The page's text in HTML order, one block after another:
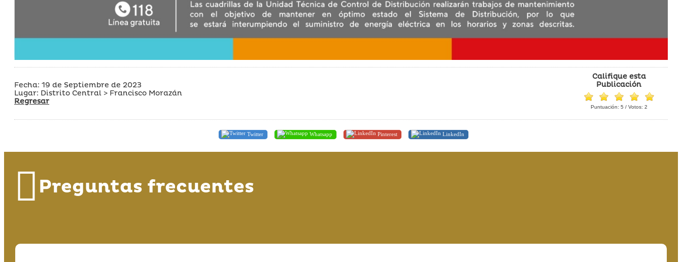
Fecha: 19 de Septiembre de 2023
Lugar: Distrito Central > Francisco Morazán
Regresar
Califique esta
Publicación
Puntuación: 5 / Votos: 2
Twitter Whatsapp Pinterest LinkedIn
Preguntas frecuentes